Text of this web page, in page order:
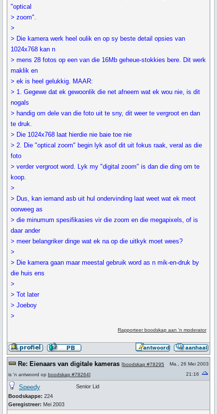
"optical
> zoom".
>
> Die kamera werk heel oulik en op sy beste detail opsies van
1024x768 kan n
> mens 28 fotos op een van die 16Mb geheue-stokkies bere. Dit werk
maklik en
> ek is heel gelukkig. MAAR:
> 1. Gegewe dat ek gewoonlik die net afneem wat ek wou nie, is dit
nogals
> handig om dele van die foto uit te sny, dit weer te vergroot en dan
te druk.
> Die 1024x768 laat hierdie nie baie toe nie
> 2. Die "optical zoom" begin lyk asof dit uit fokus raak, veral as die
foto
> verder vergroot word. Lyk my "digital zoom" is dan die ding om te
koop.
>
> Dus, kan iemand asb uit hul ondervinding laat weet wat ek meot
oorweeg as
> die minumum spesifikasies vir die zoom en die megapixels, of is
daar ander
> meer belangriker dinge wat ek na op die uitkyk moet wees?
>
> Die kamera gaan maar meestal gebruik word as n mik-en-druk by
die huis ens
>
> Tot later
> Joeboy
>
Rapporteer boodskap aan 'n moderator
Re: Eienaars van digitale kameras [boodskap #78295
is 'n antwoord op boodskap #78264]
Ma., 26 Mei 2003
21:16
Speedy
Boodskappe: 224
Geregistreer: Mei 2003
Senior Lid